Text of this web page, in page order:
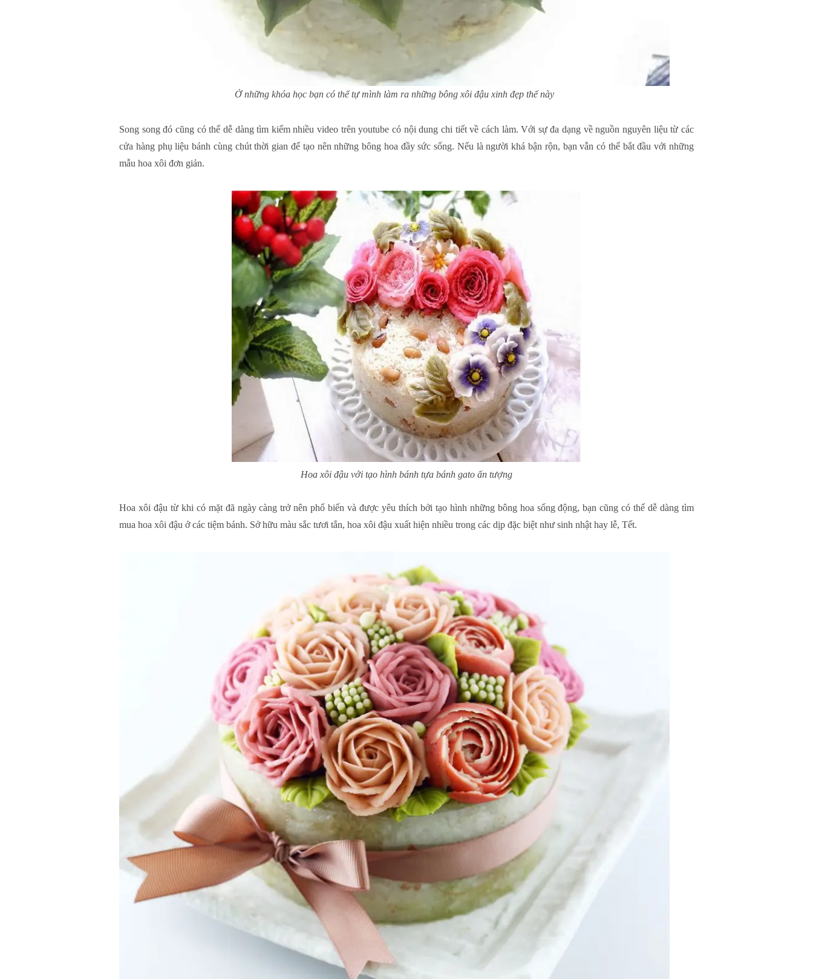
Ở những khóa học bạn có thể tự mình làm ra những bông xôi đậu xinh đẹp thế này
Song song đó cũng có thể dễ dàng tìm kiếm nhiều video trên youtube có nội dung chi tiết về cách làm. Với sự đa dạng về nguồn nguyên liệu từ các
cửa hàng phụ liệu bánh cùng chút thời gian để tạo nên những bông hoa đầy sức sống. Nếu là người khá bận rộn, bạn vẫn có thể bắt đầu với những
mẫu hoa xôi đơn giản.
Hoa xôi đậu với tạo hình bánh tựa bánh gato ấn tượng
Hoa xôi đậu từ khi có mặt đã ngày càng trở nên phổ biến và được yêu thích bởi tạo hình những bông hoa sống động, bạn cũng có thể dễ dàng tìm
mua hoa xôi đậu ở các tiệm bánh. Sở hữu màu sắc tươi tắn, hoa xôi đậu xuất hiện nhiều trong các dịp đặc biệt như sinh nhật hay lễ, Tết.